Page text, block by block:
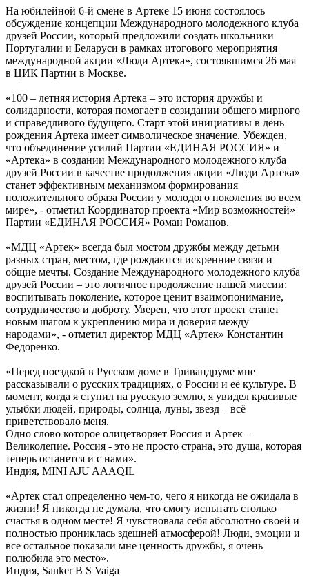
На юбилейной 6-й смене в Артеке 15 июня состоялось
обсуждение концепции Международного молодежного клуба
друзей России, который предложили создать школьники
Португалии и Беларуси в рамках итогового мероприятия
международной акции «Люди Артека», состоявшимся 26 мая
в ЦИК Партии в Москве.
«100 – летняя история Артека – это история дружбы и
солидарности, которая помогает в созидании общего мирного
и справедливого будущего. Старт этой инициативы в день
рождения Артека имеет символическое значение. Убежден,
что объединение усилий Партии «ЕДИНАЯ РОССИЯ» и
«Артека» в создании Международного молодежного клуба
друзей России в качестве продолжения акции «Люди Артека»
станет эффективным механизмом формирования
положительного образа России у молодого поколения во всем
мире», - отметил Координатор проекта «Мир возможностей»
Партии «ЕДИНАЯ РОССИЯ» Роман Романов.
«МДЦ «Артек» всегда был мостом дружбы между детьми
разных стран, местом, где рождаются искренние связи и
общие мечты. Создание Международного молодежного клуба
друзей России – это логичное продолжение нашей миссии:
воспитывать поколение, которое ценит взаимопонимание,
сотрудничество и доброту. Уверен, что этот проект станет
новым шагом к укреплению мира и доверия между
народами», - отметил директор МДЦ «Артек» Константин
Федоренко.
«Перед поездкой в Русском доме в Тривандруме мне
рассказывали о русских традициях, о России и её культуре. В
момент, когда я ступил на русскую землю, я увидел красивые
улыбки людей, природы, солнца, луны, звезд – всё
приветствовало меня.
Одно слово которое олицетворяет Россия и Артек –
Великолепие. Россия - это не просто страна, это душа, которая
теперь останется и с нами».
Индия, MINI AJU AAAQIL
«Артек стал определенно чем-то, чего я никогда не ожидала в
жизни! Я никогда не думала, что смогу испытать столько
счастья в одном месте! Я чувствовала себя абсолютно своей и
полностью прониклась здешней атмосферой! Люди, эмоции и
все остальное показали мне ценность дружбы, я очень
полюбила это место».
Индия, Sanker B S Vaiga